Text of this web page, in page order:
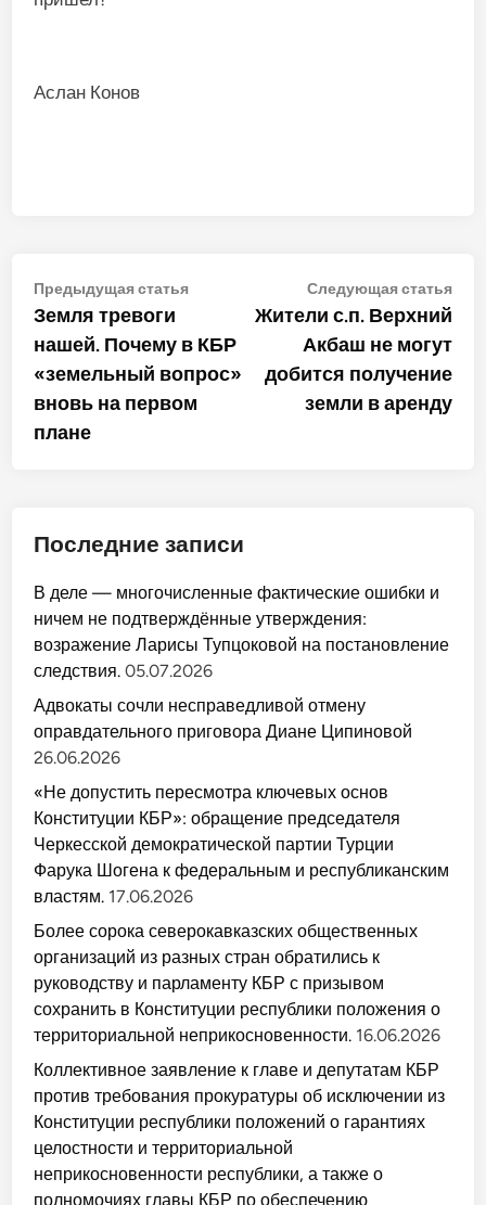
Аслан Конов
Навигация
по
записям
Предыдущая статьяПредыдущая
Земля тревоги
нашей. Почему в КБР
«земельный вопрос»
вновь на первом
плане
Следующая статья
Жители с.п. Верхний
Акбаш не могут
добится получение
земли в аренду
Последние записи
В деле — многочисленные фактические ошибки и
ничем не подтверждённые утверждения:
возражение Ларисы Тупцоковой на постановление
следствия. 05.07.2026
Адвокаты сочли несправедливой отмену
оправдательного приговора Диане Ципиновой
26.06.2026
«Не допустить пересмотра ключевых основ
Конституции КБР»: обращение председателя
Черкесской демократической партии Турции
Фарука Шогена к федеральным и республиканским
властям. 17.06.2026
Более сорока северокавказских общественных
организаций из разных стран обратились к
руководству и парламенту КБР с призывом
сохранить в Конституции республики положения о
территориальной неприкосновенности. 16.06.2026
Коллективное заявление к главе и депутатам КБР
против требования прокуратуры об исключении из
Конституции республики положений о гарантиях
целостности и территориальной
неприкосновенности республики, а также о
полномочиях главы КБР по обеспечению